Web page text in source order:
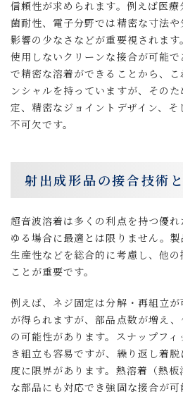
信頼性が求められます。例えば医
菌耐性、電子分野では精密な寸法
影響の少なさなどが重要視されま
使用しないクリーンな接合が可能
で精密な溶着ができることから、
ンシャルを持っていますが、その
定、精密なジョイントデザイン、
不可欠です。
射出成形品の接合技術
超音波溶着は多くの利点を持つ優
ゆる場合に最適とは限りません。製
生産性などを総合的に考慮し、他
ことが重要です。
例えば、ネジ固定は分解・再組立
が得られますが、部品点数が増え
の可能性があります。スナップフ
き組立も容易ですが、繰り返し着
度に限界があります。熱溶着（熱
な部品にも対応でき強固な接合が可